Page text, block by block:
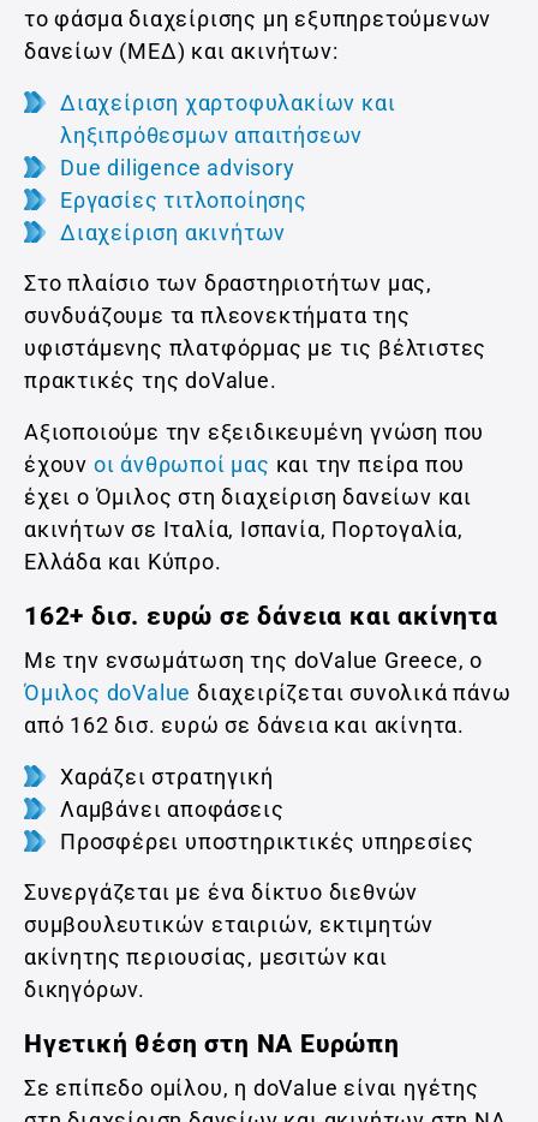
το φάσμα διαχείρισης μη εξυπηρετούμενων
δανείων (ΜΕΔ) και ακινήτων:
Διαχείριση χαρτοφυλακίων και
ληξιπρόθεσμων απαιτήσεων
Due diligence advisory
Εργασίες τιτλοποίησης
Διαχείριση ακινήτων
Στο πλαίσιο των δραστηριοτήτων μας,
συνδυάζουμε τα πλεονεκτήματα της
υφιστάμενης πλατφόρμας με τις βέλτιστες
πρακτικές της doValue.
Αξιοποιούμε την εξειδικευμένη γνώση που
έχουν οι άνθρωποί μας και την πείρα που
έχει ο Όμιλος στη διαχείριση δανείων και
ακινήτων σε Ιταλία, Ισπανία, Πορτογαλία,
Ελλάδα και Κύπρο.
162+ δισ. ευρώ σε δάνεια και ακίνητα
Με την ενσωμάτωση της doValue Greece, ο
Όμιλος doValue διαχειρίζεται συνολικά πάνω
από 162 δισ. ευρώ σε δάνεια και ακίνητα.
Χαράζει στρατηγική
Λαμβάνει αποφάσεις
Προσφέρει υποστηρικτικές υπηρεσίες
Συνεργάζεται με ένα δίκτυο διεθνών
συμβουλευτικών εταιριών, εκτιμητών
ακίνητης περιουσίας, μεσιτών και
δικηγόρων.
Ηγετική θέση στη ΝΑ Ευρώπη
Σε επίπεδο ομίλου, η doValue είναι ηγέτης